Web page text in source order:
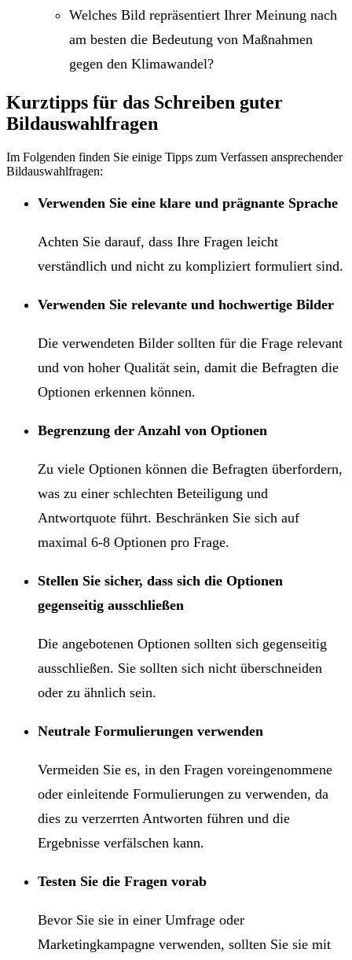
Welches Bild repräsentiert Ihrer Meinung nach
am besten die Bedeutung von Maßnahmen
gegen den Klimawandel?
Kurztipps für das Schreiben guter
Bildauswahlfragen
Im Folgenden finden Sie einige Tipps zum Verfassen ansprechender
Bildauswahlfragen:
Verwenden Sie eine klare und prägnante Sprache
Achten Sie darauf, dass Ihre Fragen leicht
verständlich und nicht zu kompliziert formuliert sind.
Verwenden Sie relevante und hochwertige Bilder
Die verwendeten Bilder sollten für die Frage relevant
und von hoher Qualität sein, damit die Befragten die
Optionen erkennen können.
Begrenzung der Anzahl von Optionen
Zu viele Optionen können die Befragten überfordern,
was zu einer schlechten Beteiligung und
Antwortquote führt. Beschränken Sie sich auf
maximal 6-8 Optionen pro Frage.
Stellen Sie sicher, dass sich die Optionen
gegenseitig ausschließen
Die angebotenen Optionen sollten sich gegenseitig
ausschließen. Sie sollten sich nicht überschneiden
oder zu ähnlich sein.
Neutrale Formulierungen verwenden
Vermeiden Sie es, in den Fragen voreingenommene
oder einleitende Formulierungen zu verwenden, da
dies zu verzerrten Antworten führen und die
Ergebnisse verfälschen kann.
Testen Sie die Fragen vorab
Bevor Sie sie in einer Umfrage oder
Marketingkampagne verwenden, sollten Sie sie mit